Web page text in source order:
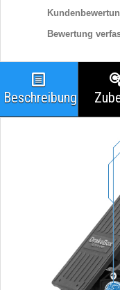
Bewertung
Beschreibung